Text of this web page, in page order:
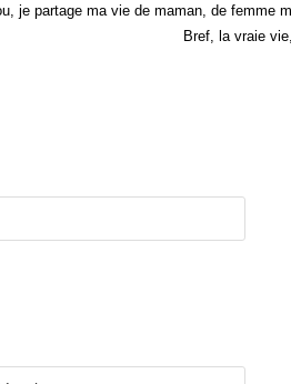
je partage ma vie de maman, de femme
Bref, la vraie